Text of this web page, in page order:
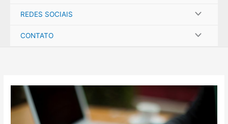
REDES SOCIAIS
CONTATO